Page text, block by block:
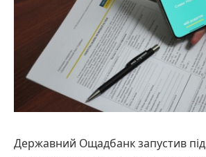
Державний Ощадбанк запустив